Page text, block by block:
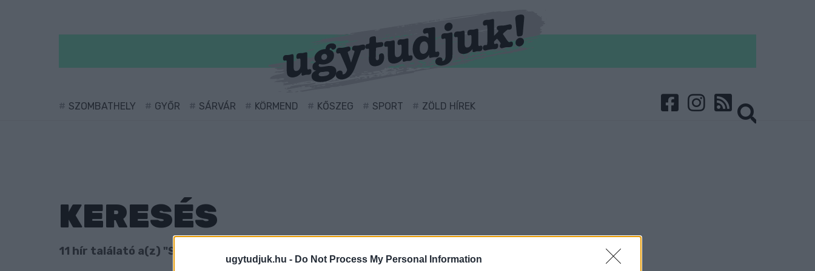
ugytudjuk.hu - Do Not Process My Personal Information
SZOMBATHELY GYŐR SÁRVÁR KÖRMEND KŐSZEG SPORT ZÖLD HÍREK
KERESÉS
11 hír találató a(z) "Szent Flórián körút" cimkével ellátva.